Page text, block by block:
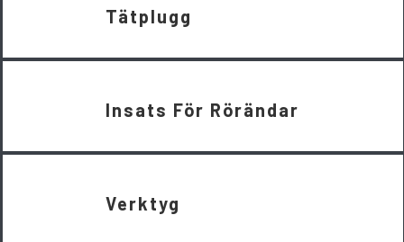
Tätplugg
Insats För Rörändar
Verktyg